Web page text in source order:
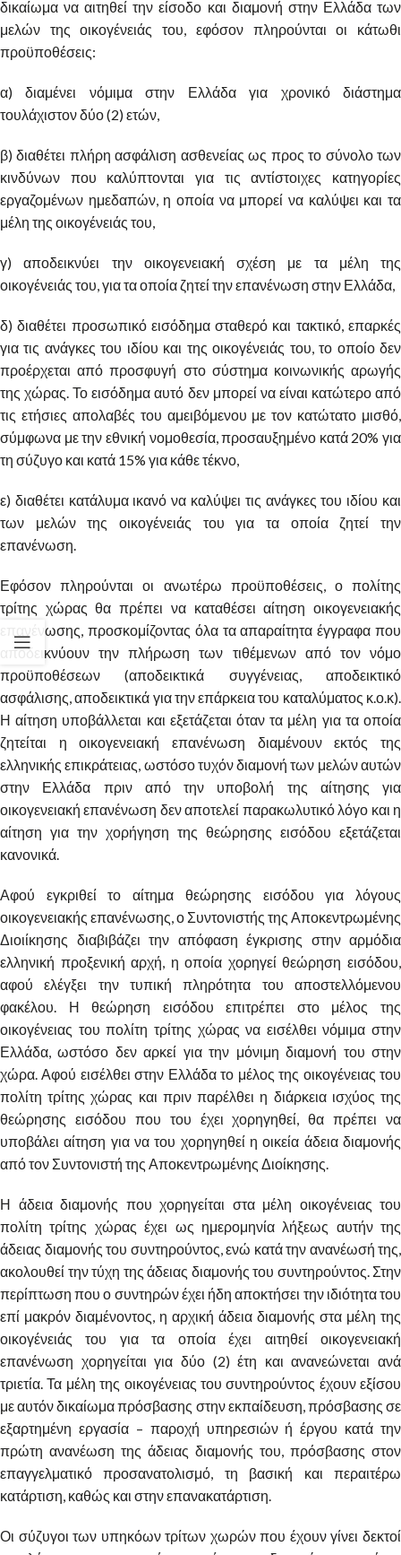
δικαίωμα να αιτηθεί την είσοδο και διαμονή στην Ελλάδα των
μελών της οικογένειάς του, εφόσον πληρούνται οι κάτωθι
προϋποθέσεις:
α) διαμένει νόμιμα στην Ελλάδα για χρονικό διάστημα
τουλάχιστον δύο (2) ετών,
β) διαθέτει πλήρη ασφάλιση ασθενείας ως προς το σύνολο των
κινδύνων που καλύπτονται για τις αντίστοιχες κατηγορίες
εργαζομένων ημεδαπών, η οποία να μπορεί να καλύψει και τα
μέλη της οικογένειάς του,
γ) αποδεικνύει την οικογενειακή σχέση με τα μέλη της
οικογένειάς του, για τα οποία ζητεί την επανένωση στην Ελλάδα,
δ) διαθέτει προσωπικό εισόδημα σταθερό και τακτικό, επαρκές
για τις ανάγκες του ιδίου και της οικογένειάς του, το οποίο δεν
προέρχεται από προσφυγή στο σύστημα κοινωνικής αρωγής
της χώρας. Το εισόδημα αυτό δεν μπορεί να είναι κατώτερο από
τις ετήσιες απολαβές του αμειβόμενου με τον κατώτατο μισθό,
σύμφωνα με την εθνική νομοθεσία, προσαυξημένο κατά 20% για
τη σύζυγο και κατά 15% για κάθε τέκνο,
ε) διαθέτει κατάλυμα ικανό να καλύψει τις ανάγκες του ιδίου και
των μελών της οικογένειάς του για τα οποία ζητεί την
επανένωση.
Εφόσον πληρούνται οι ανωτέρω προϋποθέσεις, ο πολίτης
τρίτης χώρας θα πρέπει να καταθέσει αίτηση οικογενειακής
επανένωσης, προσκομίζοντας όλα τα απαραίτητα έγγραφα που
αποδεικνύουν την πλήρωση των τιθέμενων από τον νόμο
προϋποθέσεων (αποδεικτικά συγγένειας, αποδεικτικό
ασφάλισης, αποδεικτικά για την επάρκεια του καταλύματος κ.ο.κ).
Η αίτηση υποβάλλεται και εξετάζεται όταν τα μέλη για τα οποία
ζητείται η οικογενειακή επανένωση διαμένουν εκτός της
ελληνικής επικράτειας, ωστόσο τυχόν διαμονή των μελών αυτών
στην Ελλάδα πριν από την υποβολή της αίτησης για
οικογενειακή επανένωση δεν αποτελεί παρακωλυτικό λόγο και η
αίτηση για την χορήγηση της θεώρησης εισόδου εξετάζεται
κανονικά.
Αφού εγκριθεί το αίτημα θεώρησης εισόδου για λόγους
οικογενειακής επανένωσης, ο Συντονιστής της Αποκεντρωμένης
Διοιίκησης διαβιβάζει την απόφαση έγκρισης στην αρμόδια
ελληνική προξενική αρχή, η οποία χορηγεί θεώρηση εισόδου,
αφού ελέγξει την τυπική πληρότητα του αποστελλόμενου
φακέλου. Η θεώρηση εισόδου επιτρέπει στο μέλος της
οικογένειας του πολίτη τρίτης χώρας να εισέλθει νόμιμα στην
Ελλάδα, ωστόσο δεν αρκεί για την μόνιμη διαμονή του στην
χώρα. Αφού εισέλθει στην Ελλάδα το μέλος της οικογένειας του
πολίτη τρίτης χώρας και πριν παρέλθει η διάρκεια ισχύος της
θεώρησης εισόδου που του έχει χορηγηθεί, θα πρέπει να
υποβάλει αίτηση για να του χορηγηθεί η οικεία άδεια διαμονής
από τον Συντονιστή της Αποκεντρωμένης Διοίκησης.
Η άδεια διαμονής που χορηγείται στα μέλη οικογένειας του
πολίτη τρίτης χώρας έχει ως ημερομηνία λήξεως αυτήν της
άδειας διαμονής του συντηρούντος, ενώ κατά την ανανέωσή της,
ακολουθεί την τύχη της άδειας διαμονής του συντηρούντος. Στην
περίπτωση που ο συντηρών έχει ήδη αποκτήσει την ιδιότητα του
επί μακρόν διαμένοντος, η αρχική άδεια διαμονής στα μέλη της
οικογένειάς του για τα οποία έχει αιτηθεί οικογενειακή
επανένωση χορηγείται για δύο (2) έτη και ανανεώνεται ανά
τριετία. Τα μέλη της οικογένειας του συντηρούντος έχουν εξίσου
με αυτόν δικαίωμα πρόσβασης στην εκπαίδευση, πρόσβασης σε
εξαρτημένη εργασία – παροχή υπηρεσιών ή έργου κατά την
πρώτη ανανέωση της άδειας διαμονής του, πρόσβασης στον
επαγγελματικό προσανατολισμό, τη βασική και περαιτέρω
κατάρτιση, καθώς και στην επανακατάρτιση.
Οι σύζυγοι των υπηκόων τρίτων χωρών που έχουν γίνει δεκτοί